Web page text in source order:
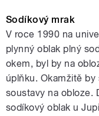
Sodíkový mrak
V roce 1990 na
plynný oblak plný
okem, byl by na
úplňku. Okamžitě
soustavy na obloze.
sodíkový oblak u